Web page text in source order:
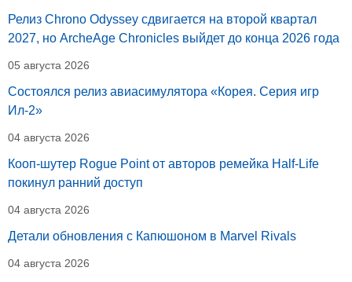
Релиз Chrono Odyssey сдвигается на второй квартал
2027, но ArcheAge Chronicles выйдет до конца 2026 года
05 августа 2026
Состоялся релиз авиасимулятора «Корея. Серия игр
Ил-2»
04 августа 2026
Кооп-шутер Rogue Point от авторов ремейка Half-Life
покинул ранний доступ
04 августа 2026
Детали обновления с Капюшоном в Marvel Rivals
04 августа 2026